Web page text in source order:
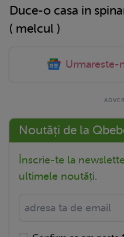
Duce-o casa in
( melcul )
Urmareste-
Noutăți de la
Înscrie-te la
ultimele noutăți.